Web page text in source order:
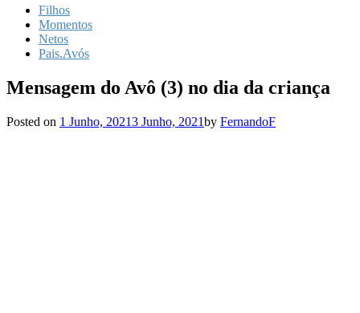
Filhos
Momentos
Netos
Pais.Avós
Mensagem do Avô (3) no dia da criança
Posted on 1 Junho, 20213 Junho, 2021by FernandoF